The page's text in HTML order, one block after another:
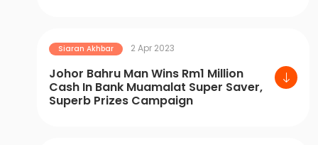
Siaran Akhbar 2 Apr 2023
Johor Bahru Man Wins Rm1 Million
Cash In Bank Muamalat Super Saver,
Superb Prizes Campaign